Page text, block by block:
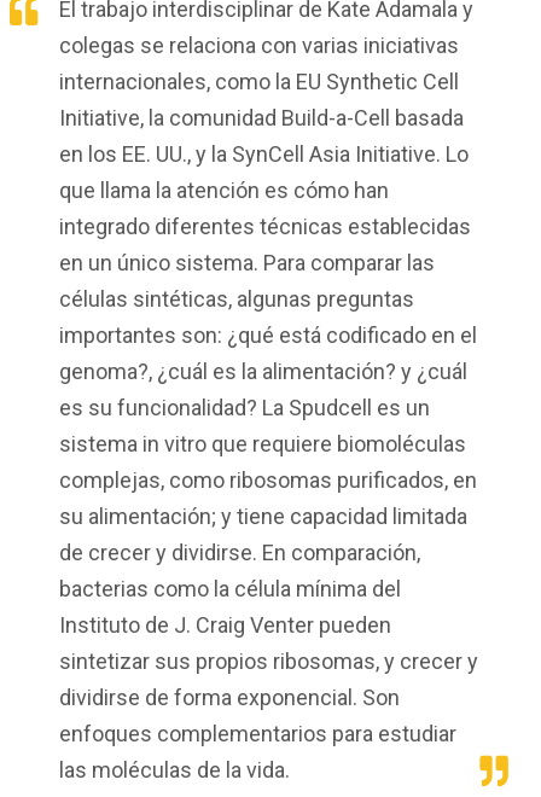
El trabajo interdisciplinar de Kate Adamala y
colegas se relaciona con varias iniciativas
internacionales, como la EU Synthetic Cell
Initiative, la comunidad Build-a-Cell basada
en los EE. UU., y la SynCell Asia Initiative. Lo
que llama la atención es cómo han
integrado diferentes técnicas establecidas
en un único sistema. Para comparar las
células sintéticas, algunas preguntas
importantes son: ¿qué está codificado en el
genoma?, ¿cuál es la alimentación? y ¿cuál
es su funcionalidad? La Spudcell es un
sistema in vitro que requiere biomoléculas
complejas, como ribosomas purificados, en
su alimentación; y tiene capacidad limitada
de crecer y dividirse. En comparación,
bacterias como la célula mínima del
Instituto de J. Craig Venter pueden
sintetizar sus propios ribosomas, y crecer y
dividirse de forma exponencial. Son
enfoques complementarios para estudiar
las moléculas de la vida.